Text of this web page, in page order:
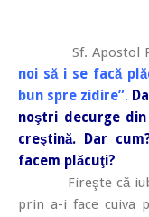
Sf. Apostol
noi să i se facă
bun spre zidire”.
noştri decurge
creştină. Dar
facem plăcuţi?
Fireşte că
prin a-i face cuiva